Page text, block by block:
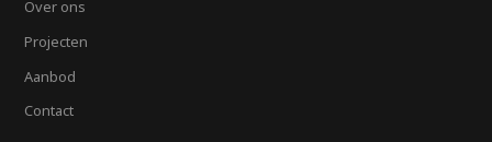
Over ons
Projecten
Aanbod
Contact